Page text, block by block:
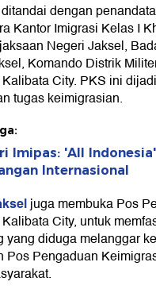
dengan
Kantor Imigrasi Kelas I
Negeri Jaksel,
Komando Distrik
City. PKS ini
tugas keimigrasian.
Imipas: 'All
Internasional
juga membuka Pos
City, untuk
yang diduga melanggar
Pos Pengaduan